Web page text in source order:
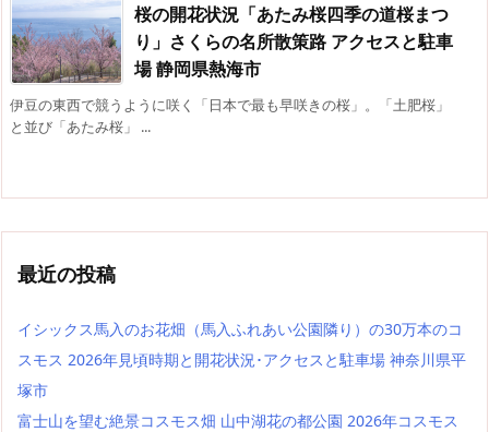
桜の開花状況「あたみ桜四季の道桜まつ
り」さくらの名所散策路 アクセスと駐車
場 静岡県熱海市
伊豆の東西で競うように咲く「日本で最も早咲きの桜」。「土肥桜」
と並び「あたみ桜」 ...
最近の投稿
イシックス馬入のお花畑（馬入ふれあい公園隣り）の30万本のコ
スモス 2026年見頃時期と開花状況･アクセスと駐車場 神奈川県平
塚市
富士山を望む絶景コスモス畑 山中湖花の都公園 2026年コスモス